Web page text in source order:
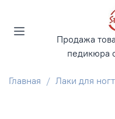
Продажа
педикюра
Главная Лаки для